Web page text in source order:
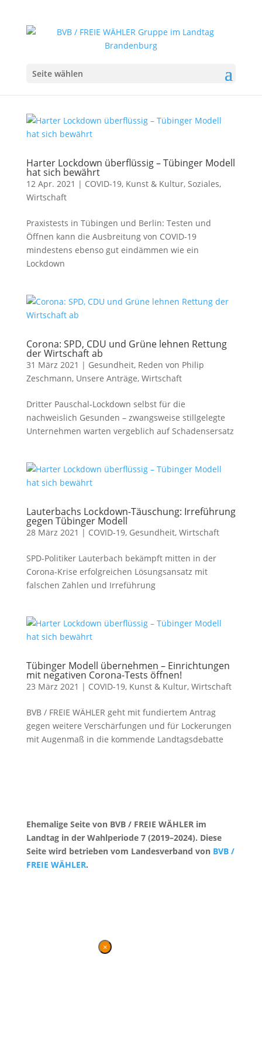
Seite wählen
Harter Lockdown überflüssig – Tübinger Modell
hat sich bewährt
12 Apr. 2021 | COVID-19, Kunst & Kultur, Soziales,
Wirtschaft
Praxistests in Tübingen und Berlin: Testen und
Öffnen kann die Ausbreitung von COVID-19
mindestens ebenso gut eindämmen wie ein
Lockdown
Corona: SPD, CDU und Grüne lehnen Rettung
der Wirtschaft ab
31 März 2021 | Gesundheit, Reden von Philip
Zeschmann, Unsere Anträge, Wirtschaft
Dritter Pauschal-Lockdown selbst für die
nachweislich Gesunden – zwangsweise stillgelegte
Unternehmen warten vergeblich auf Schadensersatz
Lauterbachs Lockdown-Täuschung: Irreführung
gegen Tübinger Modell
28 März 2021 | COVID-19, Gesundheit, Wirtschaft
SPD-Politiker Lauterbach bekämpft mitten in der
Corona-Krise erfolgreichen Lösungsansatz mit
falschen Zahlen und Irreführung
Tübinger Modell übernehmen – Einrichtungen
mit negativen Corona-Tests öffnen!
23 März 2021 | COVID-19, Kunst & Kultur, Wirtschaft
BVB / FREIE WÄHLER geht mit fundiertem Antrag
gegen weitere Verschärfungen und für Lockerungen
mit Augenmaß in die kommende Landtagsdebatte
Ehemalige Seite von BVB / FREIE WÄHLER im
Landtag in der Wahlperiode 7 (2019–2024). Diese
Seite wird betrieben vom Landesverband von BVB /
FREIE WÄHLER.
×